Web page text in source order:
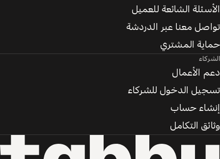
الأسئلة الشائعة للعميل
تواصل معنا عبر الدردشة
حماية المشتري
الشركاء
دعم الأعمال
تسجيل الدخول للشركاء
إنشاء حساب
وثائق التكامل